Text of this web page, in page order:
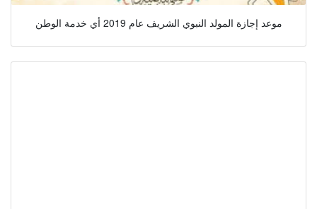
موعد إجازة المولد النبوي الشريف عام 2019 أي خدمة الوطن